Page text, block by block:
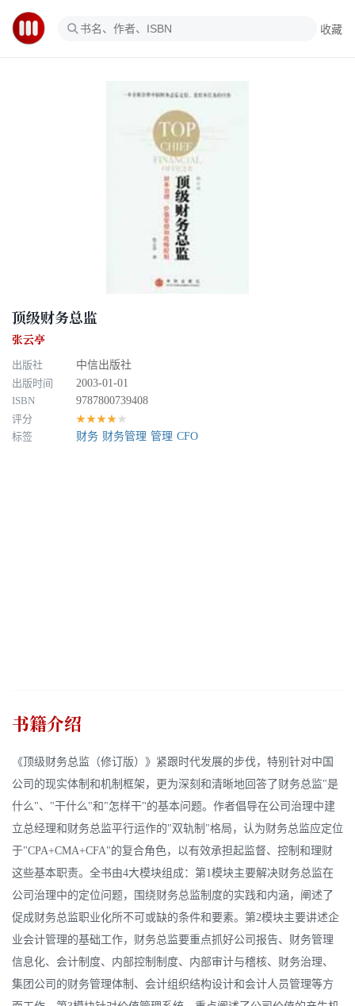
收藏
顶级财务总监
张云亭
出版社
中信出版社
出版时间
2003-01-01
ISBN
9787800739408
评分
★★★★★
标签 财务 财务管理 管理 CFO
书籍介绍
《顶级财务总监（修订版）》紧跟时代发展的步伐，特别针对中国
公司的现实体制和机制框架，更为深刻和清晰地回答了财务总监"是
什么"、"干什么"和"怎样干"的基本问题。作者倡导在公司治理中建
立总经理和财务总监平行运作的"双轨制"格局，认为财务总监应定位
于"CPA+CMA+CFA"的复合角色，以有效承担起监督、控制和理财
这些基本职责。全书由4大模块组成：第1模块主要解决财务总监在
公司治理中的定位问题，围绕财务总监制度的实践和内涵，阐述了
促成财务总监职业化所不可或缺的条件和要素。第2模块主要讲述企
业会计管理的基础工作，财务总监要重点抓好公司报告、财务管理
信息化、会计制度、内部控制制度、内部审计与稽核、财务治理、
集团公司的财务管理体制、会计组织结构设计和会计人员管理等方